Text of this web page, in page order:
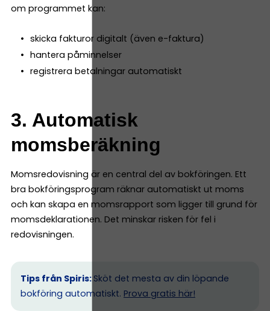
om programmet kan:
skicka fakturor digitalt (även e-faktura)
hantera påminnelser
registrera betalningar automatiskt
3. Automatisk
momsberäkning
Momsredovisning är en central del av bokföringen. Ett
bra bokföringsprogram räknar automatiskt ut moms
och kan skapa en momsrapport som ligger till grund för
momsdeklarationen. Det minskar risken för fel i
redovisningen.
Tips från Spiris: Sköt det mesta av din löpande
bokföring automatiskt. Prova gratis här!